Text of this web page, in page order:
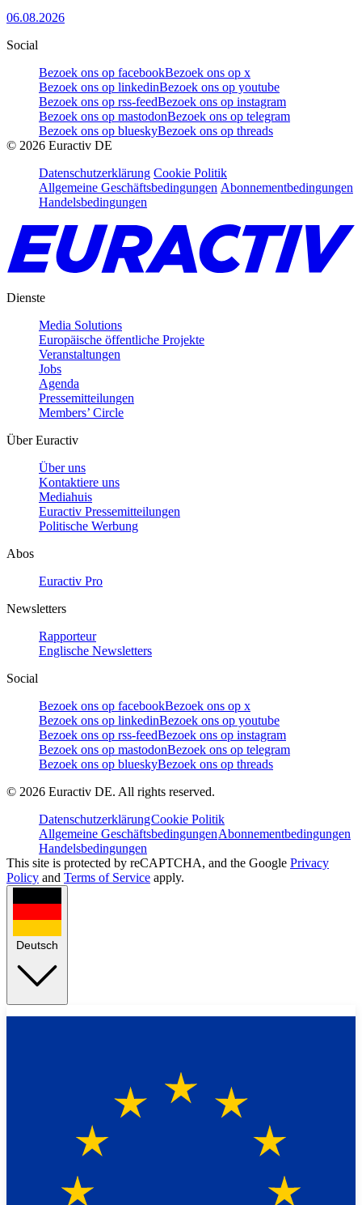
06.08.2026
Social
Bezoek ons op facebookBezoek ons op x
Bezoek ons op linkedinBezoek ons op youtube
Bezoek ons op rss-feedBezoek ons op instagram
Bezoek ons op mastodonBezoek ons op telegram
Bezoek ons op blueskyBezoek ons op threads
© 2026 Euractiv DE
Datenschutzerklärung Cookie Politik
Allgemeine Geschäftsbedingungen Abonnementbedingungen
Handelsbedingungen
Dienste
Media Solutions
Europäische öffentliche Projekte
Veranstaltungen
Jobs
Agenda
Pressemitteilungen
Members’ Circle
Über Euractiv
Über uns
Kontaktiere uns
Mediahuis
Euractiv Pressemitteilungen
Politische Werbung
Abos
Euractiv Pro
Newsletters
Rapporteur
Englische Newsletters
Social
Bezoek ons op facebookBezoek ons op x
Bezoek ons op linkedinBezoek ons op youtube
Bezoek ons op rss-feedBezoek ons op instagram
Bezoek ons op mastodonBezoek ons op telegram
Bezoek ons op blueskyBezoek ons op threads
© 2026 Euractiv DE. All rights reserved.
DatenschutzerklärungCookie Politik
Allgemeine GeschäftsbedingungenAbonnementbedingungen
Handelsbedingungen
This site is protected by reCAPTCHA, and the Google Privacy
Policy and Terms of Service apply.
Deutsch